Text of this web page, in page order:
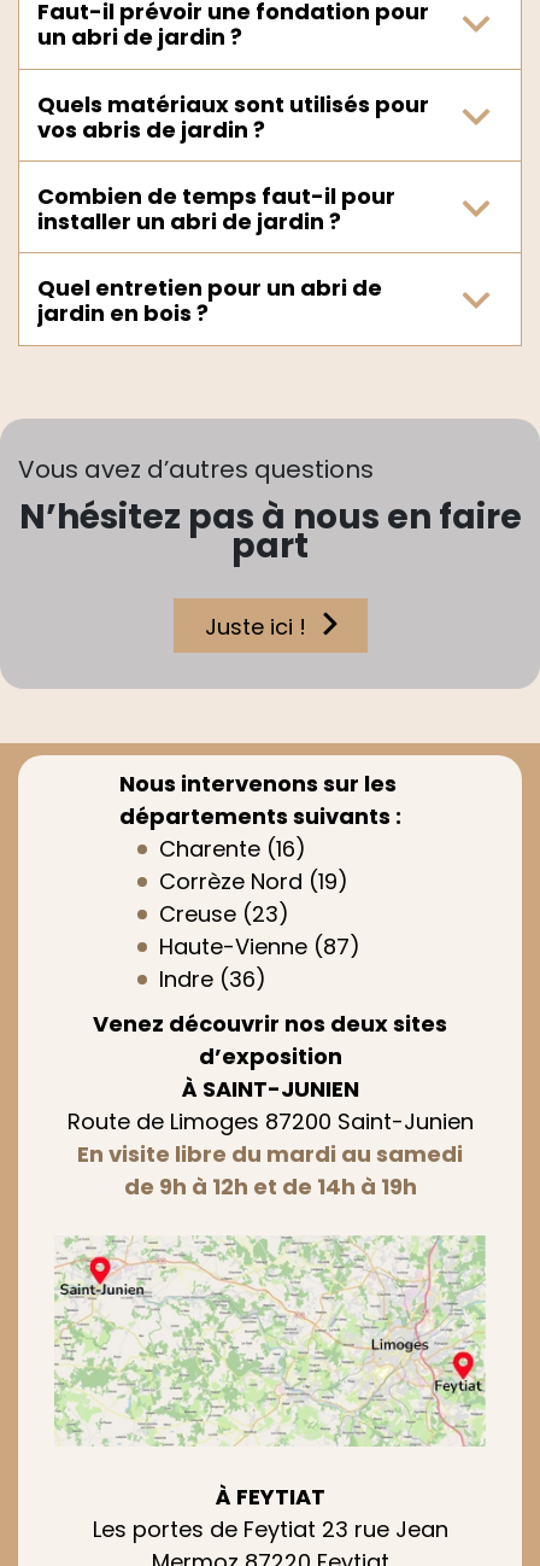
Faut-il prévoir une fondation pour
un abri de jardin ?
Quels matériaux sont utilisés pour
vos abris de jardin ?
Combien de temps faut-il pour
installer un abri de jardin ?
Quel entretien pour un abri de
jardin en bois ?
Vous avez d’autres questions
N’hésitez pas à nous en faire
part
Juste ici !
Nous intervenons sur les
départements suivants :
Charente (16)
Corrèze Nord (19)
Creuse (23)
Haute-Vienne (87)
Indre (36)
Venez découvrir nos deux sites
d’exposition
À SAINT-JUNIEN
Route de Limoges 87200 Saint-Junien
En visite libre du mardi au samedi
de 9h à 12h et de 14h à 19h
À FEYTIAT
Les portes de Feytiat 23 rue Jean